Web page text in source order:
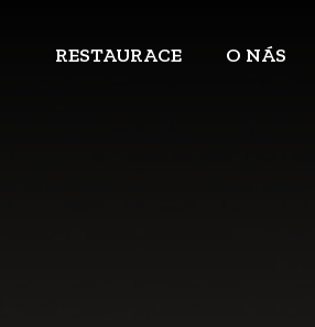
RESTAURACE O NÁS